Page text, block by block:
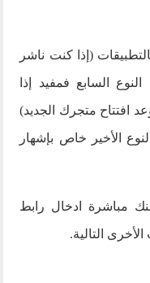
(إذا كنت ناشر
السابع فمفيد إذا
افتتاح متجرك الجديد)
الأخير خاص بإشهار
مباشرة ادخال رابط
التالية.